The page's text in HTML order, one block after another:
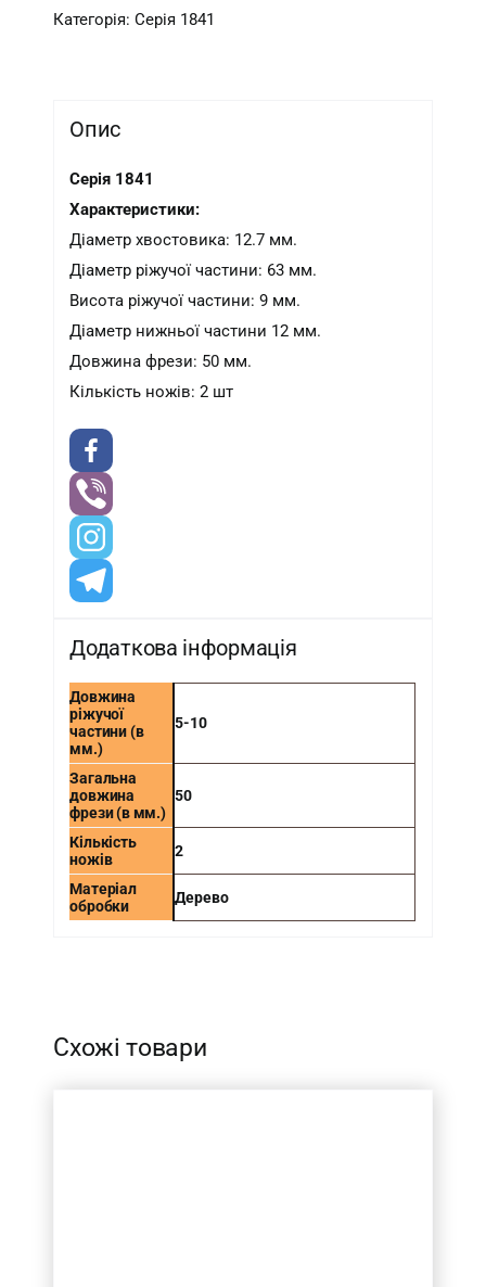
Категорія:Серія 1841
Опис
Серія 1841
Характеристики:
Діаметр хвостовика: 12.7 мм.
Діаметр ріжучої частини: 63 мм.
Висота ріжучої частини: 9 мм.
Діаметр нижньої частини 12 мм.
Довжина фрези: 50 мм.
Кількість ножів: 2 шт
Додаткова інформація
Довжина
ріжучої
частини (в
мм.)
5-10
Загальна
довжина
фрези (в мм.)
50
Кількість
ножів
2
Матеріал
обробки
Дерево
Схожі товари